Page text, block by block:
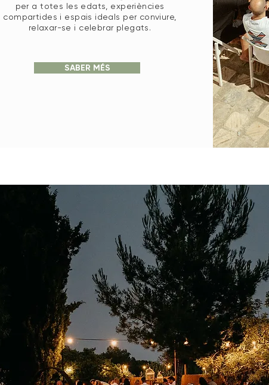
per a totes les edats, experiències
compartides i espais ideals per conviure,
relaxar-se i celebrar plegats.
SABER MÉS
Reserva el teu casament